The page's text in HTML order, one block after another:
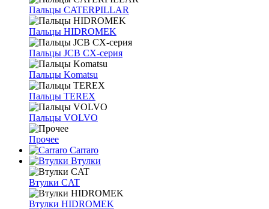
Пальцы CATERPILLAR
Пальцы HIDROMEK
Пальцы JCB CX-серия
Пальцы Komatsu
Пальцы TEREX
Пальцы VOLVO
Прочее
Carraro
Втулки
Втулки CAT
Втулки HIDROMEK